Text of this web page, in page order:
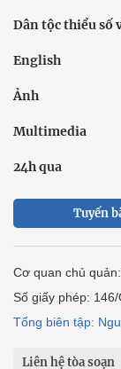
Dân tộc thiểu số
English
Ảnh
Multimedia
24h qua
Tuyến
Cơ quan chủ
Số giấy phép:
Tổng biên tập:
Liên hệ tòa soạn